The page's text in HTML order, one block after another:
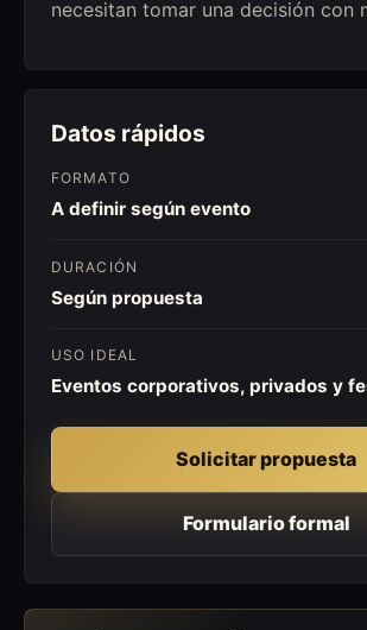
necesitan tomar una decisión con
Datos rápidos
FORMATO
A definir según evento
DURACIÓN
Según propuesta
USO IDEAL
Eventos corporativos, privados y
Solicitar propuesta
Formulario formal